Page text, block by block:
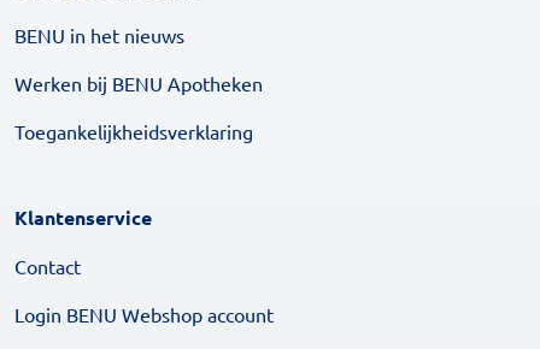
BENU in het nieuws
Werken bij BENU Apotheken
Toegankelijkheidsverklaring
Klantenservice
Contact
Login BENU Webshop account